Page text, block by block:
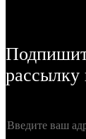
рассылку